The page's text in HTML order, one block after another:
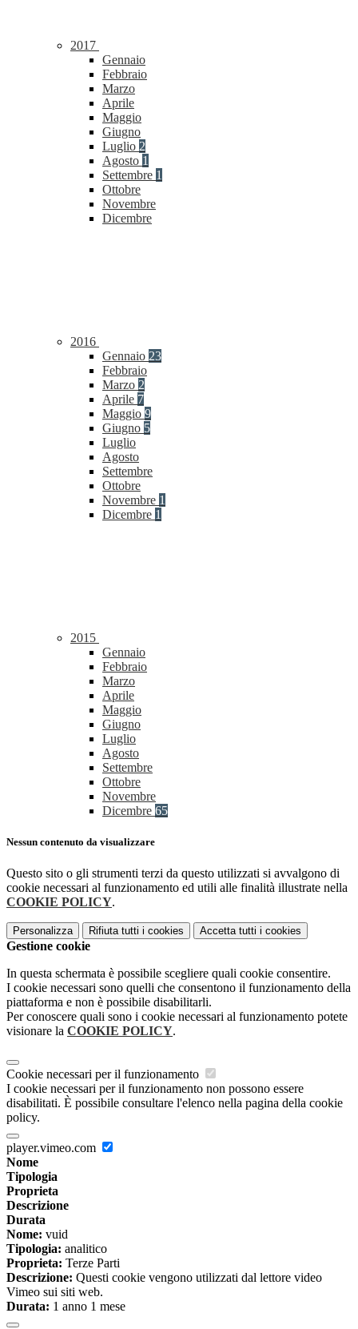
2017
Gennaio
Febbraio
Marzo
Aprile
Maggio
Giugno
Luglio 2
Agosto 1
Settembre 1
Ottobre
Novembre
Dicembre
2016
Gennaio 23
Febbraio
Marzo 2
Aprile 7
Maggio 9
Giugno 5
Luglio
Agosto
Settembre
Ottobre
Novembre 1
Dicembre 1
2015
Gennaio
Febbraio
Marzo
Aprile
Maggio
Giugno
Luglio
Agosto
Settembre
Ottobre
Novembre
Dicembre 65
Nessun contenuto da visualizzare
Questo sito o gli strumenti terzi da questo utilizzati si avvalgono di
cookie necessari al funzionamento ed utili alle finalità illustrate nella
COOKIE POLICY.
Personalizza Rifiuta tutti i cookies Accetta tutti i cookies
Gestione cookie
In questa schermata è possibile scegliere quali cookie consentire.
I cookie necessari sono quelli che consentono il funzionamento della
piattaforma e non è possibile disabilitarli.
Per conoscere quali sono i cookie necessari al funzionamento potete
visionare la COOKIE POLICY.
Cookie necessari per il funzionamento
I cookie necessari per il funzionamento non possono essere
disabilitati. È possibile consultare l'elenco nella pagina della cookie
policy.
player.vimeo.com
Nome
Tipologia
Proprieta
Descrizione
Durata
Nome: vuid
Tipologia: analitico
Proprieta: Terze Parti
Descrizione: Questi cookie vengono utilizzati dal lettore video
Vimeo sui siti web.
Durata: 1 anno 1 mese